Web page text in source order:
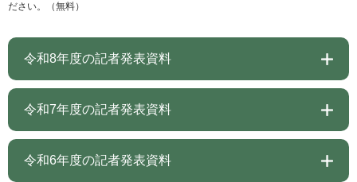
ださい。（無料）
令和8年度の記者発表資料
令和7年度の記者発表資料
令和6年度の記者発表資料